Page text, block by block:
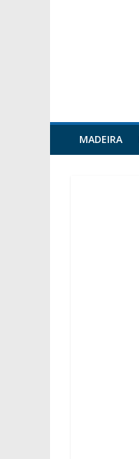
MADEIRA